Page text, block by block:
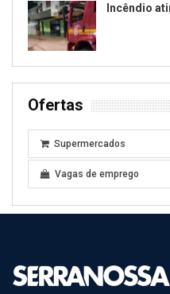
Incêndio
Ofertas
Supermercados
Vagas de emprego